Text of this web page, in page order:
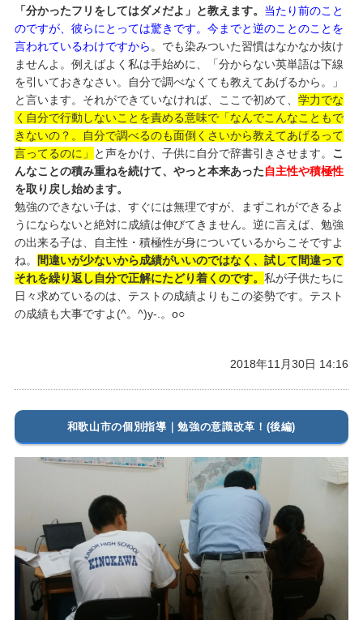
「分かったフリをしてはダメだよ」と教えます。 当たり前のこと
のですが、彼らにとっては驚きです。今までと逆のことのことを
言われているわけですから 。でも染みついた習慣はなかなか抜け
ませんよ。例えばよく私は手始めに、「分からない英単語は下線
を引いておきなさい。自分で調べなくても教えてあげるから。」
と言います。それができていなければ、ここで初めて、 学力でな
く自分で行動しないことを責める意味で「なんでこんなこともで
きないの？。自分で調べるのも面倒くさいから教えてあげるって
言ってるのに」
と声をかけ、子供に自分で辞書引きさせます。 こ
んなことの積み重ねを続けて、やっと本来あった自主性や積極性
を取り戻し始めます。
勉強のできない子は、すぐには無理ですが、まずこれができるよ
うにならないと絶対に成績は伸びてきません。逆に言えば、勉強
の出来る子は、自主性・積極性が身についているからこそですよ
ね。
間違いが少ないから成績がいいのではなく、試して間違って
それを繰り返し自分で正解にたどり着くのです。 私が子供たちに
日々求めているのは、テストの成績よりもこの姿勢です。テスト
の成績も大事ですよ(^。^)y-.。o○
2018年11月30日 14:16
和歌山市の個別指導｜勉強の意識改革！(後編)